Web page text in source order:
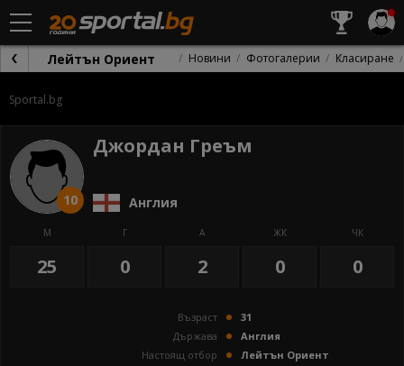
Лейтън Ориент Новини Фотогалерии Класиране
Sportal.bg
10
Джордан Греъм
Англия
М
25
Г
0
А
2
ЖК
0
ЧК
0
Възраст
31
Държава
Англия
Настоящ отбор
Лейтън Ориент